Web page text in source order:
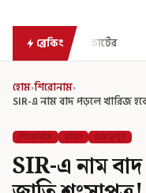
ব্রেকিং
থেঁতলানো মাথা-
হোম›শিরোনাম›
SIR-এ নাম বাদ পড়লে খারিজ
শিরোনাম রাজ্য গুরুত্বপূর্ণ
SIR-এ নাম